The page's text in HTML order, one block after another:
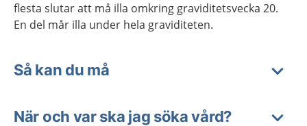
flesta slutar att må illa omkring graviditetsvecka 20.
En del mår illa under hela graviditeten.
Så kan du må
När och var ska jag söka vård?